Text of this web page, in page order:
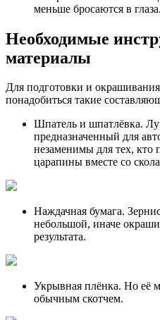
меньше бросаются в глаза.
Необходимые
материалы
Для подготовки и
понадобиться такие
Шпатель и шпатлёвка.
предназначенный для
незаменимы для тех, кто
царапины вместе со
Наждачная бумага.
небольшой, иначе
результата.
Укрывная плёнка. Но её
обычным скотчем.